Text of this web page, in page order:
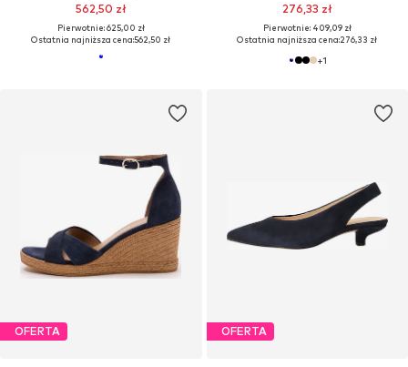
562,50 zł
Pierwotnie: 625,00 zł
Ostatnia najniższa cena:562,50 zł
276,33 zł
Pierwotnie: 409,09 zł
Ostatnia najniższa cena:276,33 zł
+1
OFERTA OFERTA